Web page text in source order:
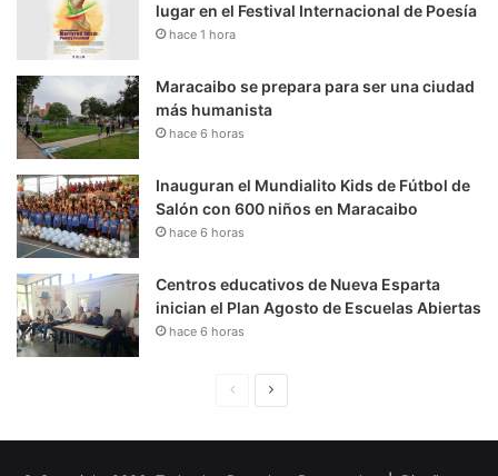
lugar en el Festival Internacional de Poesía
hace 1 hora
Maracaibo se prepara para ser una ciudad
más humanista
hace 6 horas
Inauguran el Mundialito Kids de Fútbol de
Salón con 600 niños en Maracaibo
hace 6 horas
Centros educativos de Nueva Esparta
inician el Plan Agosto de Escuelas Abiertas
hace 6 horas